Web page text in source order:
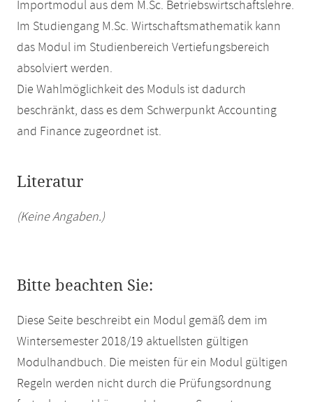
Importmodul aus dem M.Sc. Betriebswirtschaftslehre.
Im Studiengang M.Sc. Wirtschaftsmathematik kann
das Modul im Studienbereich Vertiefungsbereich
absolviert werden.
Die Wahlmöglichkeit des Moduls ist dadurch
beschränkt, dass es dem Schwerpunkt Accounting
and Finance zugeordnet ist.
Literatur
(Keine Angaben.)
Bitte beachten Sie:
Diese Seite beschreibt ein Modul gemäß dem im
Wintersemester 2018/19 aktuellsten gültigen
Modulhandbuch. Die meisten für ein Modul gültigen
Regeln werden nicht durch die Prüfungsordnung